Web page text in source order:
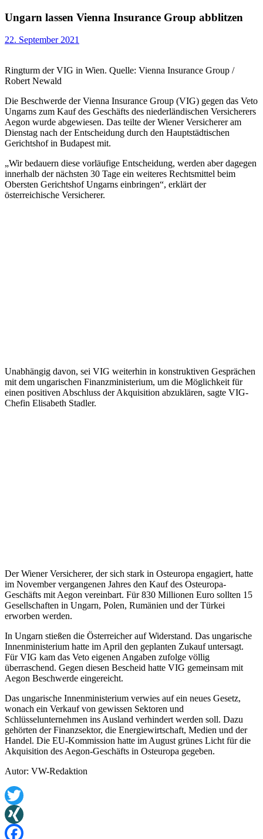
Ungarn lassen Vienna Insurance Group abblitzen
22. September 2021
Ringturm der VIG in Wien. Quelle: Vienna Insurance Group /
Robert Newald
Die Beschwerde der Vienna Insurance Group (VIG) gegen das Veto
Ungarns zum Kauf des Geschäfts des niederländischen Versicherers
Aegon wurde abgewiesen. Das teilte der Wiener Versicherer am
Dienstag nach der Entscheidung durch den Hauptstädtischen
Gerichtshof in Budapest mit.
„Wir bedauern diese vorläufige Entscheidung, werden aber dagegen
innerhalb der nächsten 30 Tage ein weiteres Rechtsmittel beim
Obersten Gerichtshof Ungarns einbringen“, erklärt der
österreichische Versicherer.
Unabhängig davon, sei VIG weiterhin in konstruktiven Gesprächen
mit dem ungarischen Finanzministerium, um die Möglichkeit für
einen positiven Abschluss der Akquisition abzuklären, sagte VIG-
Chefin Elisabeth Stadler.
Der Wiener Versicherer, der sich stark in Osteuropa engagiert, hatte
im November vergangenen Jahres den Kauf des Osteuropa-
Geschäfts mit Aegon vereinbart. Für 830 Millionen Euro sollten 15
Gesellschaften in Ungarn, Polen, Rumänien und der Türkei
erworben werden.
In Ungarn stießen die Österreicher auf Widerstand. Das ungarische
Innenministerium hatte im April den geplanten Zukauf untersagt.
Für VIG kam das Veto eigenen Angaben zufolge völlig
überraschend. Gegen diesen Bescheid hatte VIG gemeinsam mit
Aegon Beschwerde eingereicht.
Das ungarische Innenministerium verwies auf ein neues Gesetz,
wonach ein Verkauf von gewissen Sektoren und
Schlüsselunternehmen ins Ausland verhindert werden soll. Dazu
gehörten der Finanzsektor, die Energiewirtschaft, Medien und der
Handel. Die EU-Kommission hatte im August grünes Licht für die
Akquisition des Aegon-Geschäfts in Osteuropa gegeben.
Autor: VW-Redaktion
Twitter
XING